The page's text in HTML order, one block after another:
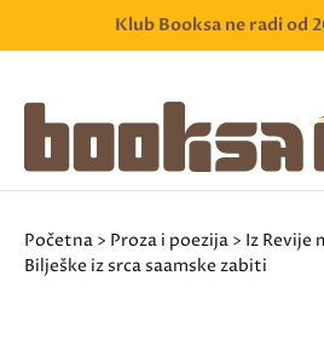
Klub Booksa ne radi od
Početna > Proza i poezija > Iz Revije
Bilješke iz srca saamske zabiti